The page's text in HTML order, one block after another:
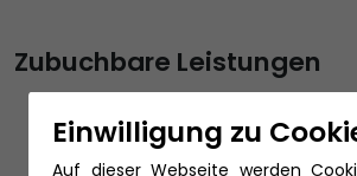
Zubuchbare Leistungen
An- und Abreise per Bahn
An- und Abreise per Bus
individuelle Hotelaufenthalte
Einwilligung zu
Auf dieser Webseite werden